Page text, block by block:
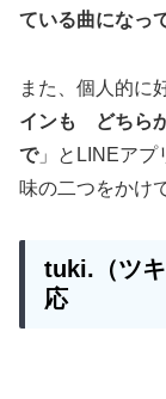
ている曲になっ
また、個人的に
インも どちら
で」とLINEアプ
味の二つをかけ
tuki.（ツキ
応